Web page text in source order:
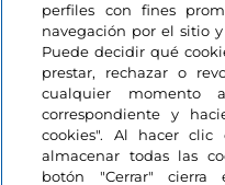
perfiles con fines
navegación por el sitio
Puede decidir qué
prestar, rechazar o
cualquier momento
correspondiente y
cookies". Al hacer clic
almacenar todas las
botón "Cerrar" cierra